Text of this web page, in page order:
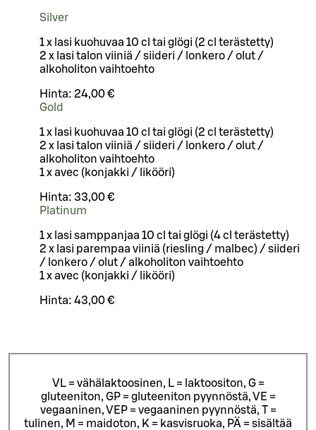
Silver
1 x lasi kuohuvaa 10 cl tai glögi (2 cl terästetty)
2 x lasi talon viiniä / siideri / lonkero / olut /
alkoholiton vaihtoehto
Hinta: 24,00 €
Gold
1 x lasi kuohuvaa 10 cl tai glögi (2 cl terästetty)
2 x lasi talon viiniä / siideri / lonkero / olut /
alkoholiton vaihtoehto
1 x avec (konjakki / likööri)
Hinta: 33,00 €
Platinum
1 x lasi samppanjaa 10 cl tai glögi (4 cl terästetty)
2 x lasi parempaa viiniä (riesling / malbec) / siideri
/ lonkero / olut / alkoholiton vaihtoehto
1 x avec (konjakki / likööri)
Hinta: 43,00 €
VL = vähälaktoosinen, L = laktoositon, G =
gluteeniton, GP = gluteeniton pyynnöstä, VE =
vegaaninen, VEP = vegaaninen pyynnöstä, T =
tulinen, M = maidoton, K = kasvisruoka, PÄ = sisältää